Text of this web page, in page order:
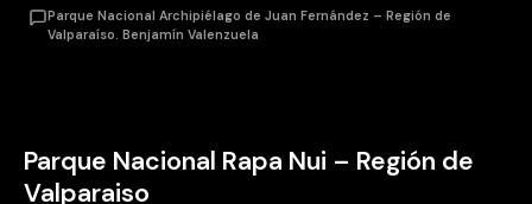
Parque Nacional Archipiélago de Juan Fernández – Región de
Valparaíso. Benjamín Valenzuela
Parque Nacional Rapa Nui – Región de
Valparaiso